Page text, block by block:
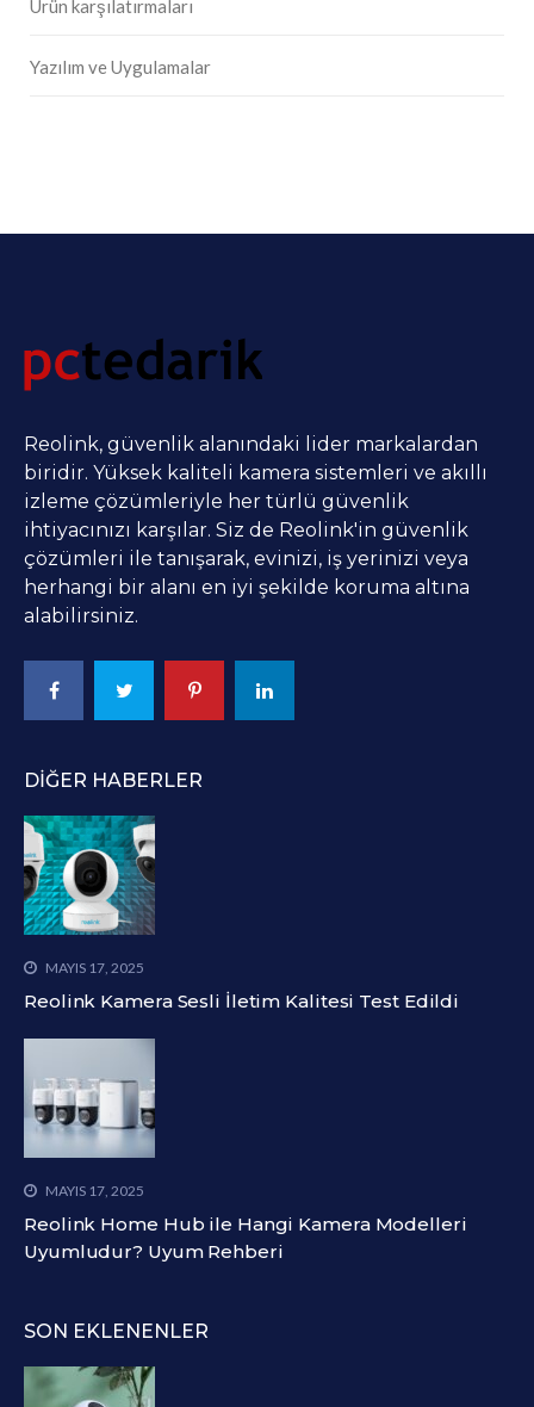
Ürün karşılatırmaları
Yazılım ve Uygulamalar
Reolink, güvenlik alanındaki lider markalardan
biridir. Yüksek kaliteli kamera sistemleri ve akıllı
izleme çözümleriyle her türlü güvenlik
ihtiyacınızı karşılar. Siz de Reolink'in güvenlik
çözümleri ile tanışarak, evinizi, iş yerinizi veya
herhangi bir alanı en iyi şekilde koruma altına
alabilirsiniz.
DIĞER HABERLER
MAYIS 17, 2025
Reolink Kamera Sesli İletim Kalitesi Test Edildi
MAYIS 17, 2025
Reolink Home Hub ile Hangi Kamera Modelleri
Uyumludur? Uyum Rehberi
SON EKLENENLER